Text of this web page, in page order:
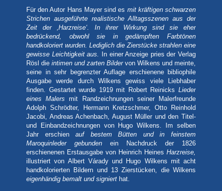
Für den Autor Hans Mayer sind es mit kräftigen schwarzen
Strichen ausgeführte realistische Alltagsszenen aus der
Zeit der ‚Harzreise‘. In ihrer Wirkung sind sie eher
bedrückend, obwohl sie in gedämpften Farbtönen
handkoloriert wurden. Lediglich die Zierstücke strahlen eine
gewisse Leichtigkeit aus.
In einer Anzeige pries der Verlag
Rösl die intimen und zarten Bildervon Wilkens und meinte,
seine in sehr begrenzter Auflage erschienene bibliophile
Ausgabe werde durch Wilkens gewiss viele Liebhaber
finden. Gestartet wurde 1919 mit Robert Reinicks Lieder
eines Malers mit Randzeichnungen seiner Malerfreunde
Adolph Schrödter, Hermann Kretzschmer, Otto Reinhold
Jacobi, Andreas Achenbach, August Müller und den Titel-
und Einbandzeichnungen von Hugo Wilkens. Im selben
Jahr erschienauf bestem Bütten und
in feinstem
Maroquinleder gebunden ein Nachdruck der 1826
erschienenen Erstausgabe von Heinrich Heines Harzreise,
illustriert von Albert Várady und Hugo Wilkens mit acht
handkolorierten Bildern und 13 Zierstücken, die Wilkens
eigenhändig bemalt und signiert hat.